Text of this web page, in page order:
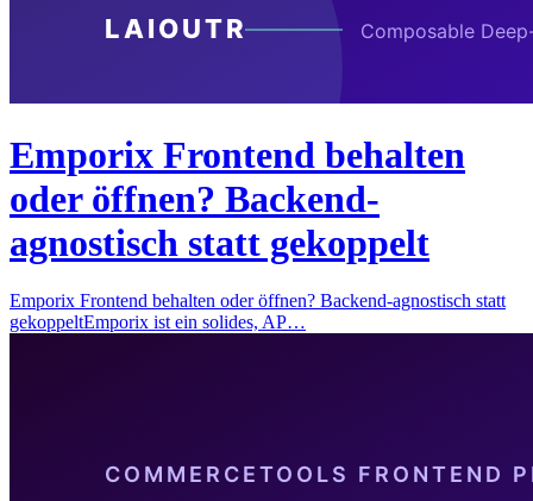
Emporix Frontend behalten
oder öffnen? Backend-
agnostisch statt gekoppelt
Emporix Frontend behalten oder öffnen? Backend-agnostisch statt
gekoppeltEmporix ist ein solides, AP…